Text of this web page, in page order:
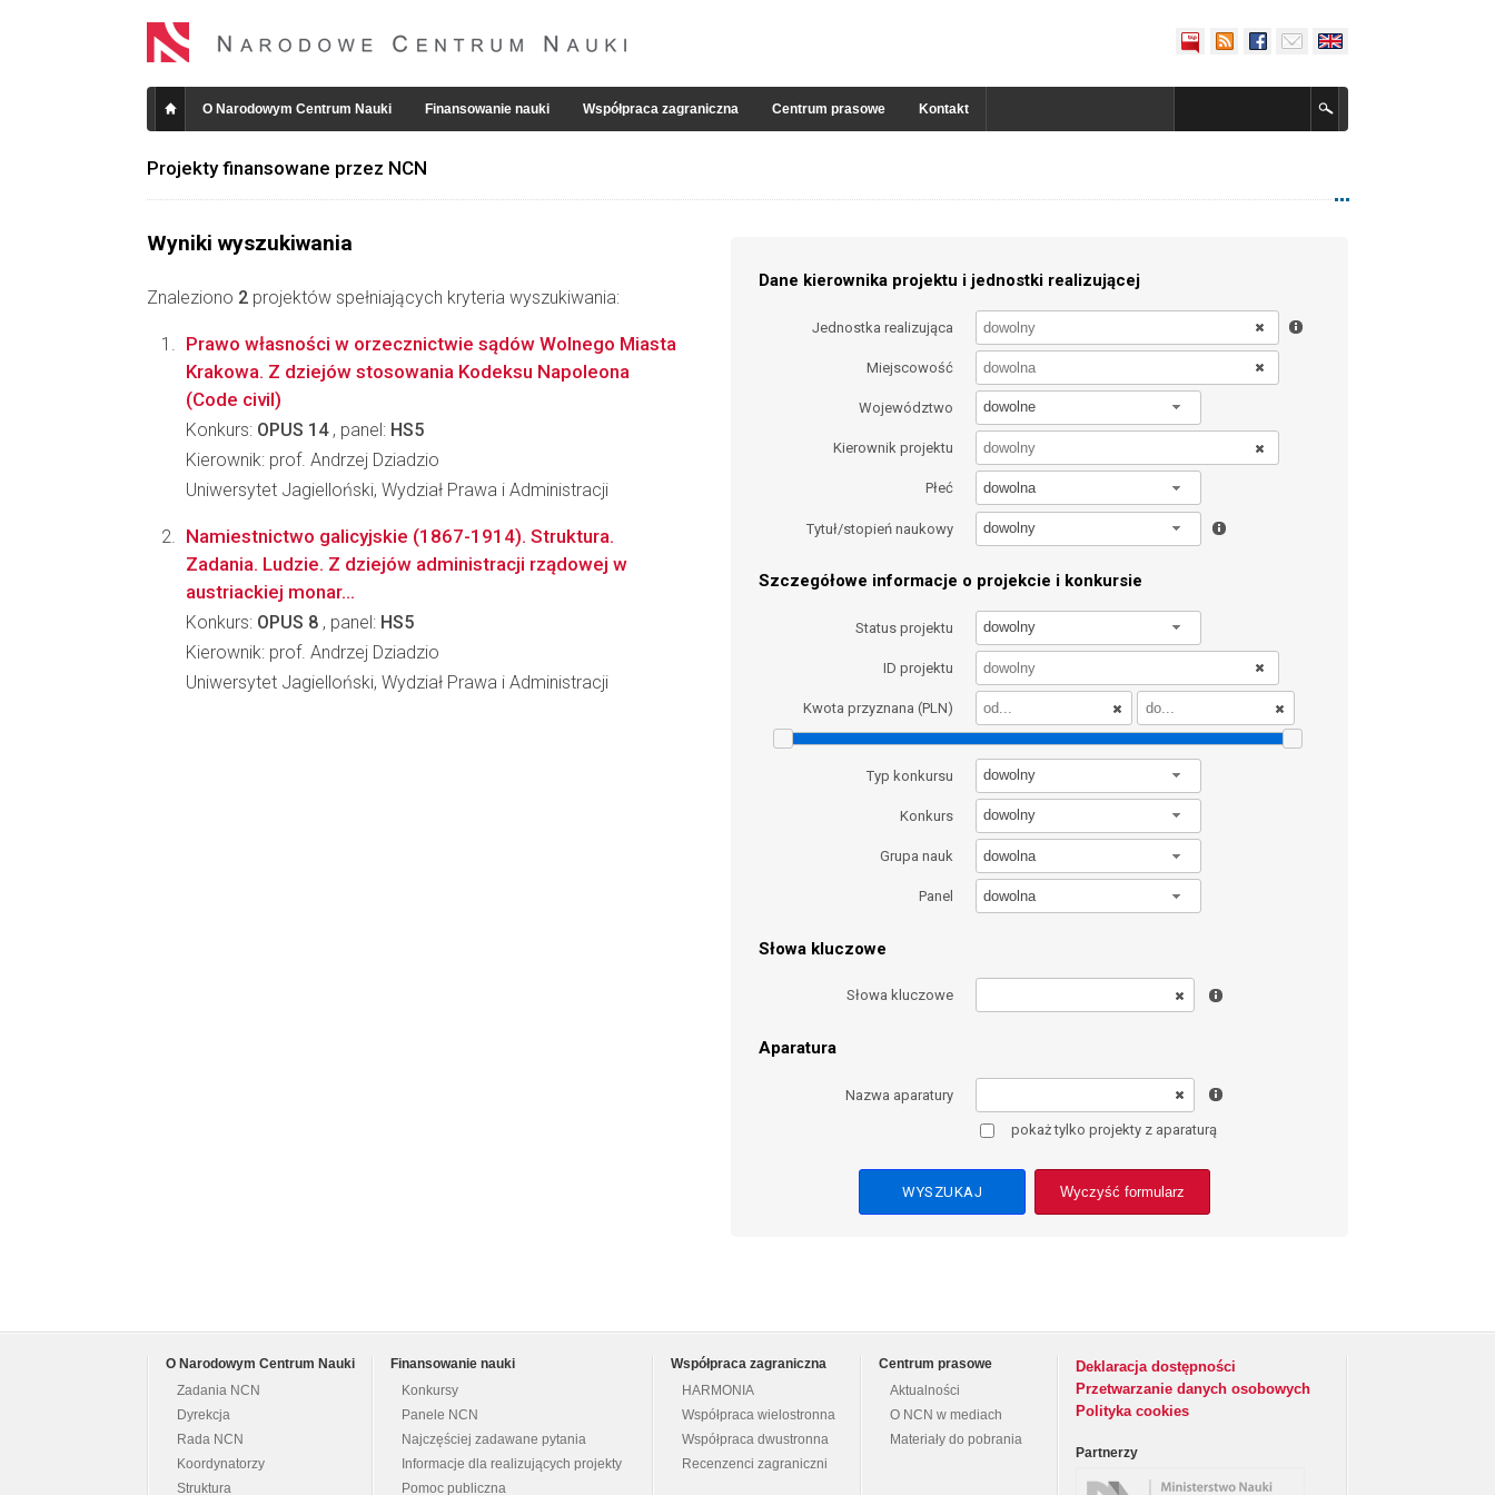
O Narodowym Centrum Nauki Finansowanie nauki Współpraca zagraniczna Centrum prasowe Kontakt
Projekty finansowane przez NCN
Wyniki wyszukiwania
Znaleziono 2 projektów spełniających kryteria wyszukiwania:
Dane kierownika projektu i jednostki realizującej
Jednostka realizująca
Miejscowość
Województwo dowolne
Kierownik projektu
Płeć dowolna
Tytuł/stopień naukowy dowolny
Szczegółowe informacje o projekcie i konkursie
Status projektu dowolny
ID projektu
Kwota przyznana (PLN)
Typ konkursu dowolny
Konkurs dowolny
Grupa nauk dowolna
Panel dowolna
Słowa kluczowe
Słowa kluczowe
Aparatura
Nazwa aparatury
pokaż tylko projekty z aparaturą
Wyczyść formularz
Prawo własności w orzecznictwie sądów Wolnego Miasta
Krakowa. Z dziejów stosowania Kodeksu Napoleona
(Code civil)
Konkurs: OPUS 14, panel: HS5
Kierownik: prof. Andrzej Dziadzio
Uniwersytet Jagielloński, Wydział Prawa i Administracji
Namiestnictwo galicyjskie (1867-1914). Struktura.
Zadania. Ludzie. Z dziejów administracji rządowej w
austriackiej monar...
Konkurs: OPUS 8 , panel: HS5
Kierownik: prof. Andrzej Dziadzio
Uniwersytet Jagielloński, Wydział Prawa i Administracji
O Narodowym Centrum Nauki
Zadania NCN
Dyrekcja
Rada NCN
Koordynatorzy
Struktura
Finansowanie nauki
Konkursy
Panele NCN
Najczęściej zadawane pytania
Informacje dla realizujących projekty
Pomoc publiczna
Współpraca zagraniczna
HARMONIA
Współpraca wielostronna
Współpraca dwustronna
Recenzenci zagraniczni
Centrum prasowe
Aktualności
O NCN w mediach
Materiały do pobrania
Deklaracja dostępności
Przetwarzanie danych osobowych
Polityka cookies
Partnerzy